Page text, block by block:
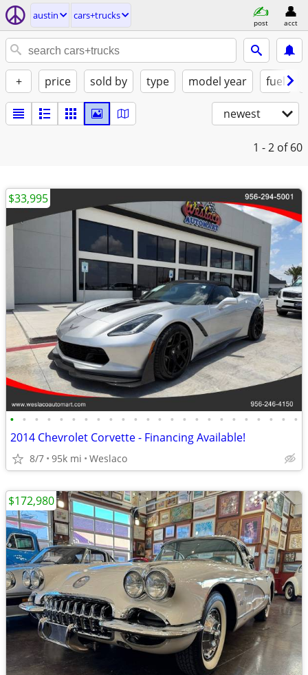
austin cars+trucks
post acct
+ price sold by type model year fuel
newest
1 - 2 of 60
• • • • • • • • • • • • • • • • • • • • • • • •
2014 Chevrolet Corvette - Financing Available!
8/7 95k mi Weslaco
$33,995
$172,980